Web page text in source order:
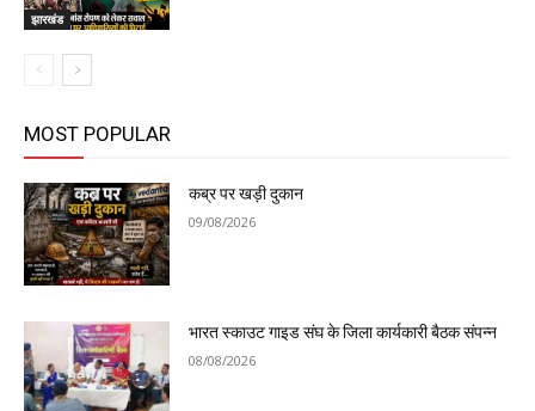
झारखंड
MOST POPULAR
कब्र पर खड़ी दुकान
09/08/2026
भारत स्काउट गाइड संघ के जिला कार्यकारी बैठक संपन्न
08/08/2026